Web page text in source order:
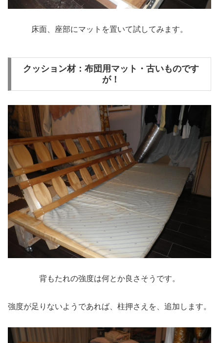
床面、座部にマットを置いて試してみます。
クッション材：布団用マット・古いものです
が！
背もたれの強度は何とか良さそうです。
強度が足りないようであれば、柱押さえを、追加します。